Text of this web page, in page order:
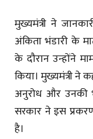
मुख्यमंत्री ने
अंकिता भंडारी के
के दौरान उन्होंने
किया। मुख्यमंत्री ने
अनुरोध और उनकी
सरकार ने इस
है।